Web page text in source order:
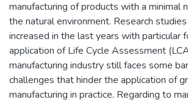
manufacturing of products with a minimal
the natural environment. Research
increased in the last years with particular
application of Life Cycle Assessment
manufacturing industry still faces some
challenges that hinder the application of
manufacturing in practice. Regarding to